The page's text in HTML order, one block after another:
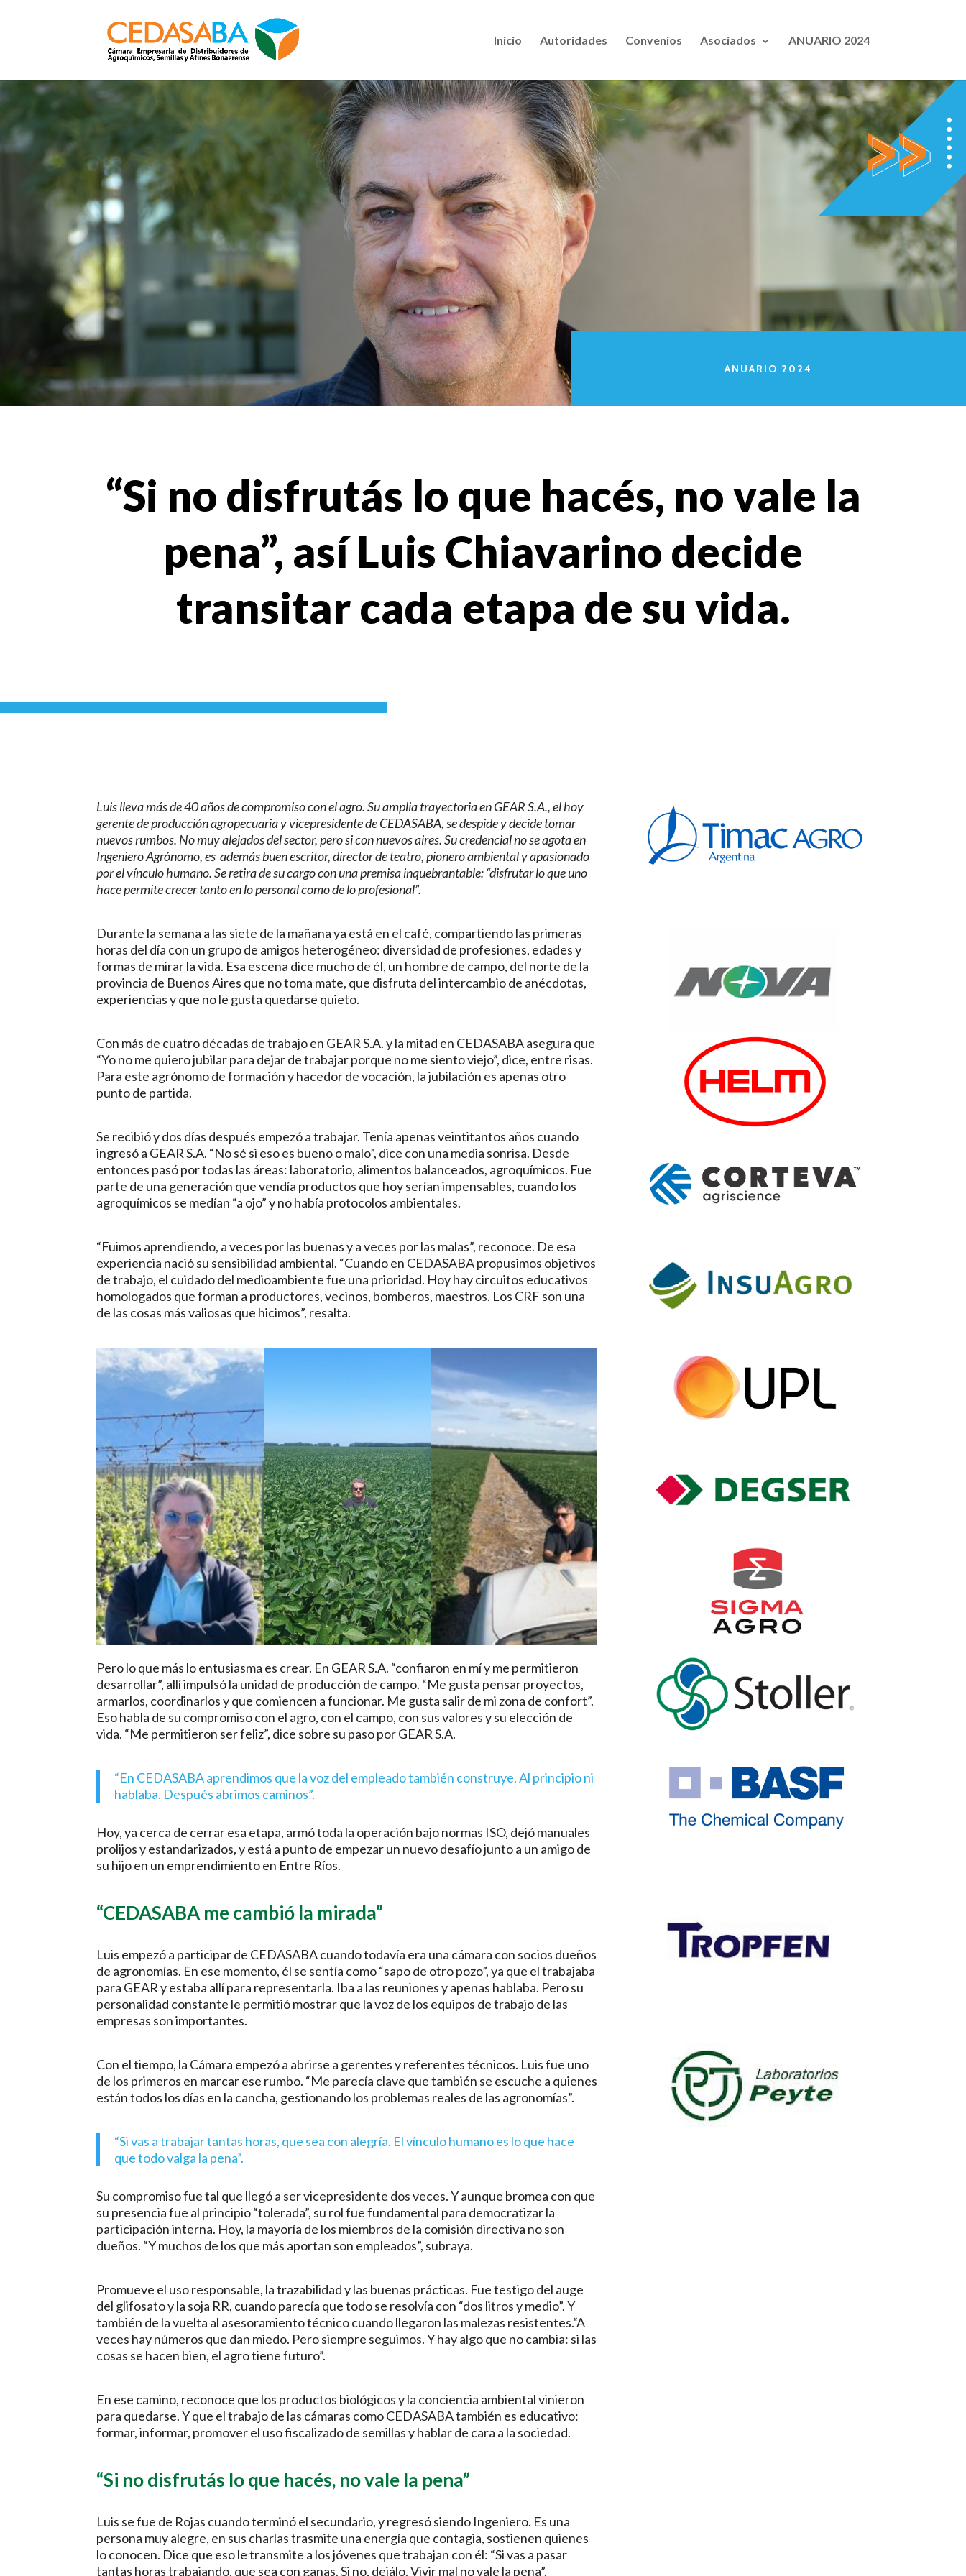
Inicio Autoridades Convenios Asociados ANUARIO 2024
ANUARIO 2024
“Si no disfrutás lo que hacés, no vale la
pena”, así Luis Chiavarino decide
transitar cada etapa de su vida.
Luis lleva más de 40 años de compromiso con el agro. Su amplia trayectoria en GEAR S.A., el hoy
gerente de producción agropecuaria y vicepresidente de CEDASABA, se despide y decide tomar
nuevos rumbos. No muy alejados del sector, pero si con nuevos aires. Su credencial no se agota en
Ingeniero Agrónomo, es además buen escritor, director de teatro, pionero ambiental y apasionado
por el vínculo humano. Se retira de su cargo con una premisa inquebrantable: “disfrutar lo que uno
hace permite crecer tanto en lo personal como de lo profesional”.
Durante la semana a las siete de la mañana ya está en el café, compartiendo las primeras
horas del día con un grupo de amigos heterogéneo: diversidad de profesiones, edades y
formas de mirar la vida. Esa escena dice mucho de él, un hombre de campo, del norte de la
provincia de Buenos Aires que no toma mate, que disfruta del intercambio de anécdotas,
experiencias y que no le gusta quedarse quieto.
Con más de cuatro décadas de trabajo en GEAR S.A. y la mitad en CEDASABA asegura que
“Yo no me quiero jubilar para dejar de trabajar porque no me siento viejo”, dice, entre risas.
Para este agrónomo de formación y hacedor de vocación, la jubilación es apenas otro
punto de partida.
Se recibió y dos días después empezó a trabajar. Tenía apenas veintitantos años cuando
ingresó a GEAR S.A. “No sé si eso es bueno o malo”, dice con una media sonrisa. Desde
entonces pasó por todas las áreas: laboratorio, alimentos balanceados, agroquímicos. Fue
parte de una generación que vendía productos que hoy serían impensables, cuando los
agroquímicos se medían “a ojo” y no había protocolos ambientales.
“Fuimos aprendiendo, a veces por las buenas y a veces por las malas”, reconoce. De esa
experiencia nació su sensibilidad ambiental. “Cuando en CEDASABA propusimos objetivos
de trabajo, el cuidado del medioambiente fue una prioridad. Hoy hay circuitos educativos
homologados que forman a productores, vecinos, bomberos, maestros. Los CRF son una
de las cosas más valiosas que hicimos”, resalta.
Pero lo que más lo entusiasma es crear. En GEAR S.A. “confiaron en mí y me permitieron
desarrollar”, allí impulsó la unidad de producción de campo. “Me gusta pensar proyectos,
armarlos, coordinarlos y que comiencen a funcionar. Me gusta salir de mi zona de confort”.
Eso habla de su compromiso con el agro, con el campo, con sus valores y su elección de
vida. “Me permitieron ser feliz”, dice sobre su paso por GEAR S.A.
“En CEDASABA aprendimos que la voz del empleado también construye. Al principio ni
hablaba. Después abrimos caminos”.
Hoy, ya cerca de cerrar esa etapa, armó toda la operación bajo normas ISO, dejó manuales
prolijos y estandarizados, y está a punto de empezar un nuevo desafío junto a un amigo de
su hijo en un emprendimiento en Entre Ríos.
“CEDASABA me cambió la mirada”
Luis empezó a participar de CEDASABA cuando todavía era una cámara con socios dueños
de agronomías. En ese momento, él se sentía como “sapo de otro pozo”, ya que el trabajaba
para GEAR y estaba allí para representarla. Iba a las reuniones y apenas hablaba. Pero su
personalidad constante le permitió mostrar que la voz de los equipos de trabajo de las
empresas son importantes.
Con el tiempo, la Cámara empezó a abrirse a gerentes y referentes técnicos. Luis fue uno
de los primeros en marcar ese rumbo. “Me parecía clave que también se escuche a quienes
están todos los días en la cancha, gestionando los problemas reales de las agronomías”.
“Si vas a trabajar tantas horas, que sea con alegría. El vínculo humano es lo que hace
que todo valga la pena”.
Su compromiso fue tal que llegó a ser vicepresidente dos veces. Y aunque bromea con que
su presencia fue al principio “tolerada”, su rol fue fundamental para democratizar la
participación interna. Hoy, la mayoría de los miembros de la comisión directiva no son
dueños. “Y muchos de los que más aportan son empleados”, subraya.
Promueve el uso responsable, la trazabilidad y las buenas prácticas. Fue testigo del auge
del glifosato y la soja RR, cuando parecía que todo se resolvía con “dos litros y medio”. Y
también de la vuelta al asesoramiento técnico cuando llegaron las malezas resistentes.“A
veces hay números que dan miedo. Pero siempre seguimos. Y hay algo que no cambia: si las
cosas se hacen bien, el agro tiene futuro”.
En ese camino, reconoce que los productos biológicos y la conciencia ambiental vinieron
para quedarse. Y que el trabajo de las cámaras como CEDASABA también es educativo:
formar, informar, promover el uso fiscalizado de semillas y hablar de cara a la sociedad.
“Si no disfrutás lo que hacés, no vale la pena”
Luis se fue de Rojas cuando terminó el secundario, y regresó siendo Ingeniero. Es una
persona muy alegre, en sus charlas trasmite una energía que contagia, sostienen quienes
lo conocen. Dice que eso le transmite a los jóvenes que trabajan con él: “Si vas a pasar
tantas horas trabajando, que sea con ganas. Si no, dejálo. Vivir mal no vale la pena”.